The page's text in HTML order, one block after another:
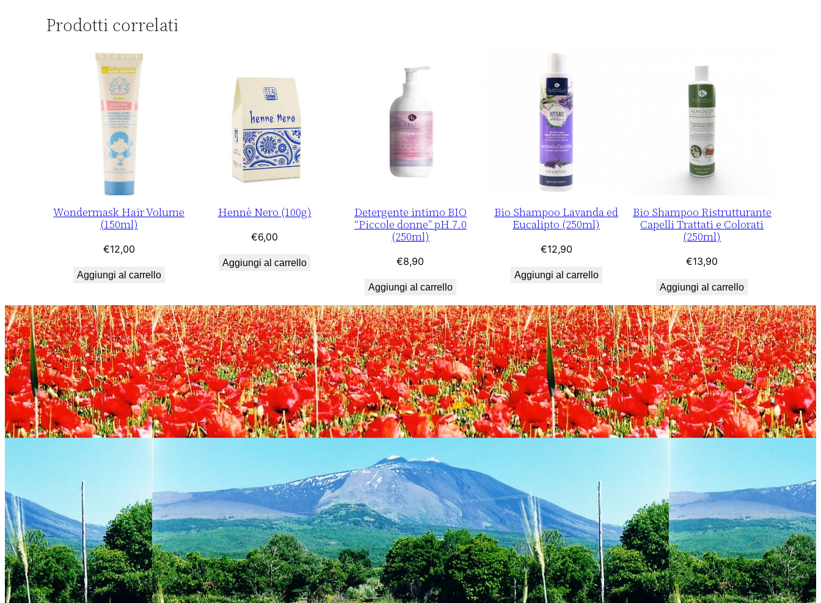
a
n
Prodotti correlati
Wondermask Hair Volume
(150ml)
€12,00
Aggiungi al carrello
Hennè Nero (100g)
€6,00
Aggiungi al carrello
Detergente intimo BIO
“Piccole donne” pH 7.0
(250ml)
€8,90
Aggiungi al carrello
Bio Shampoo Lavanda ed
Eucalipto (250ml)
€12,90
Aggiungi al carrello
Bio Shampoo Ristrutturante
Capelli Trattati e Colorati
(250ml)
€13,90
Aggiungi al carrello